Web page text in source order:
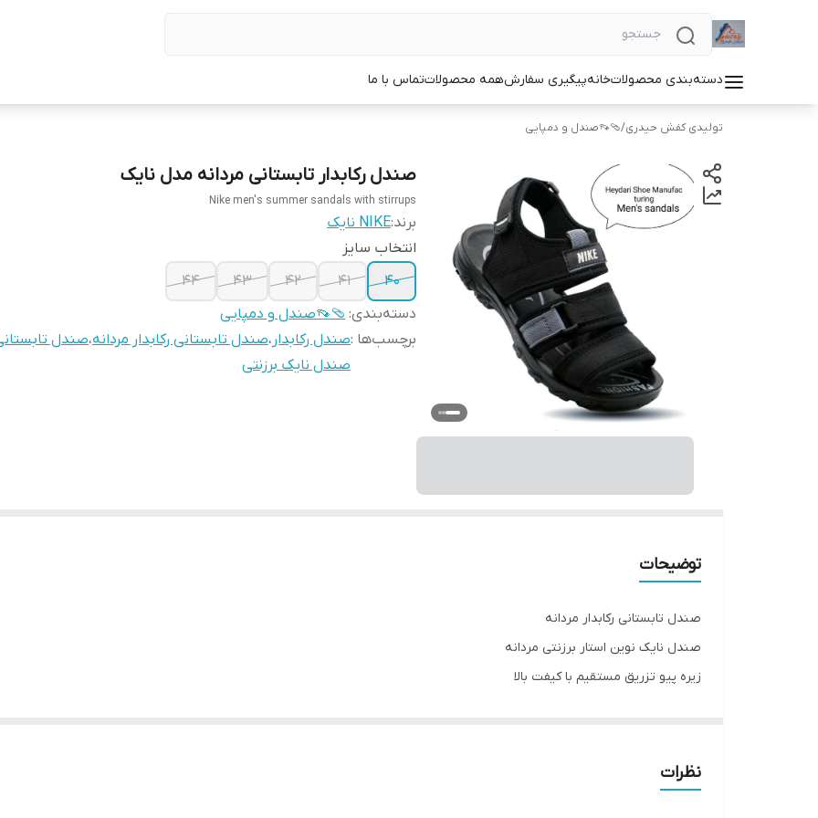
دسته‌بندی محصولاتخانهپیگیری سفارشهمه محصولاتتماس با ما
تولیدی کفش حیدری/🩴👡صندل و دمپایی
صندل رکابدار تابستانی مردانه مدل نایک
Nike men's summer sandals with stirrups
برند:NIKE نایک
انتخاب سایز
40
۴۱ 42 ۴۳
۴۴
دسته‌بندی: 🩴👡صندل و دمپایی
برچسب‌ها :صندل رکابدار ،صندل تابستانی رکابدار مردانه،صندل
صندل نایک برزنتی
توضیحات
صندل تابستانی رکابدار مردانه
صندل نایک نوین استار برزنتی مردانه
زیره پیو تزریق مستقیم با کیفت بالا
قیمت استثنایی حراج
فروش آنلاین حضوری
نظرات